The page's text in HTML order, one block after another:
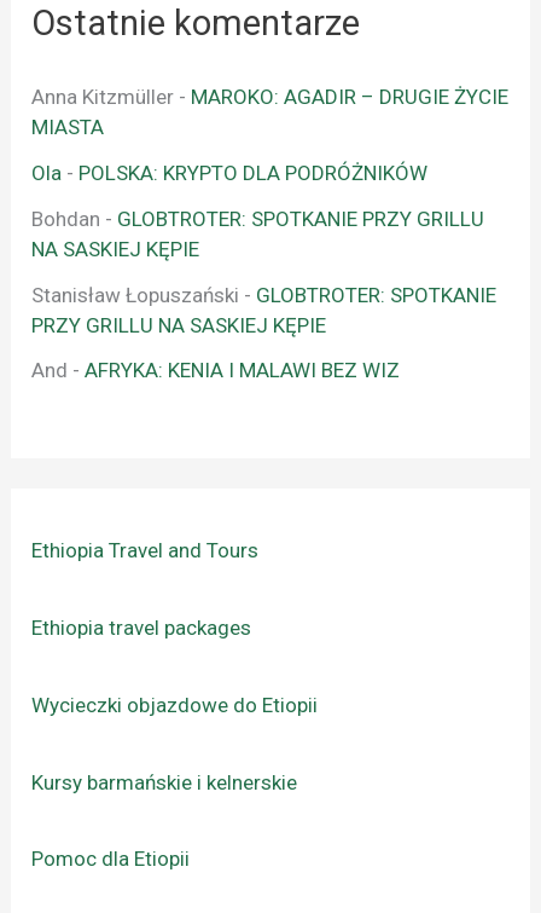
Ostatnie komentarze
Anna Kitzmüller - MAROKO: AGADIR – DRUGIE ŻYCIE
MIASTA
Ola - POLSKA: KRYPTO DLA PODRÓŻNIKÓW
Bohdan - GLOBTROTER: SPOTKANIE PRZY GRILLU
NA SASKIEJ KĘPIE
Stanisław Łopuszański - GLOBTROTER: SPOTKANIE
PRZY GRILLU NA SASKIEJ KĘPIE
And -AFRYKA: KENIA I MALAWI BEZ WIZ
Ethiopia Travel and Tours
Ethiopia travel packages
Wycieczki objazdowe do Etiopii
Kursy barmańskie i kelnerskie
Pomoc dla Etiopii